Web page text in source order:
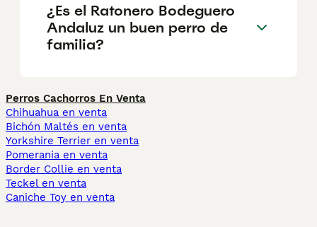
¿Es el Ratonero Bodeguero
Andaluz un buen perro de
familia?
Perros Cachorros En Venta
Chihuahua en venta
Bichón Maltés en venta
Yorkshire Terrier en venta
Pomerania en venta
Border Collie en venta
Teckel en venta
Caniche Toy en venta